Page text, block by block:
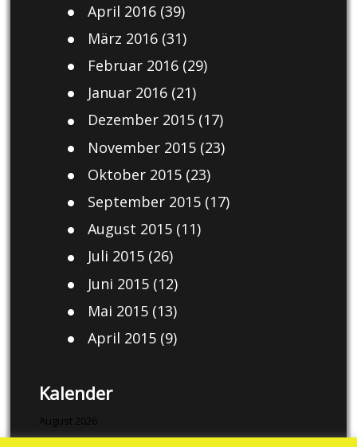
April 2016(39)
März 2016(31)
Februar 2016(29)
Januar 2016(21)
Dezember 2015(17)
November 2015(23)
Oktober 2015(23)
September 2015(17)
August 2015(11)
Juli 2015(26)
Juni 2015(12)
Mai 2015(13)
April 2015(9)
Kalender
August 2026